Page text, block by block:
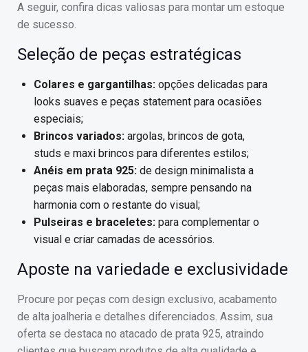
A seguir, confira dicas valiosas para montar um estoque
de sucesso.
Seleção de peças estratégicas
Colares e gargantilhas: opções delicadas para
looks suaves e peças statement para ocasiões
especiais;
Brincos variados: argolas, brincos de gota,
studs e maxi brincos para diferentes estilos;
Anéis em prata 925: de design minimalista a
peças mais elaboradas, sempre pensando na
harmonia com o restante do visual;
Pulseiras e braceletes: para complementar o
visual e criar camadas de acessórios.
Aposte na variedade e exclusividade
Procure por peças com design exclusivo, acabamento
de alta joalheria e detalhes diferenciados. Assim, sua
oferta se destaca no atacado de prata 925, atraindo